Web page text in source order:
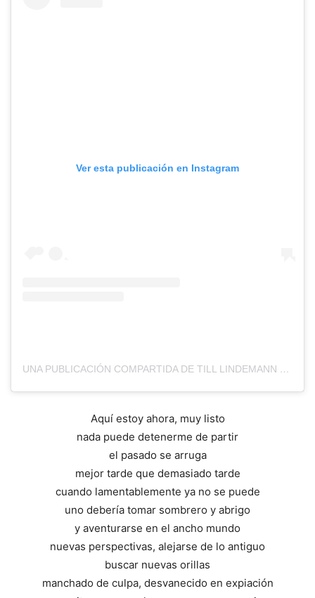
Ver esta publicación en Instagram
UNA PUBLICACIÓN COMPARTIDA DE TILL LINDEMANN (@TILL_LINDEMANN_OFFICIAL)
Aquí estoy ahora, muy listo
nada puede detenerme de partir
el pasado se arruga
mejor tarde que demasiado tarde
cuando lamentablemente ya no se puede
uno debería tomar sombrero y abrigo
y aventurarse en el ancho mundo
nuevas perspectivas, alejarse de lo antiguo
buscar nuevas orillas
manchado de culpa, desvanecido en expiación